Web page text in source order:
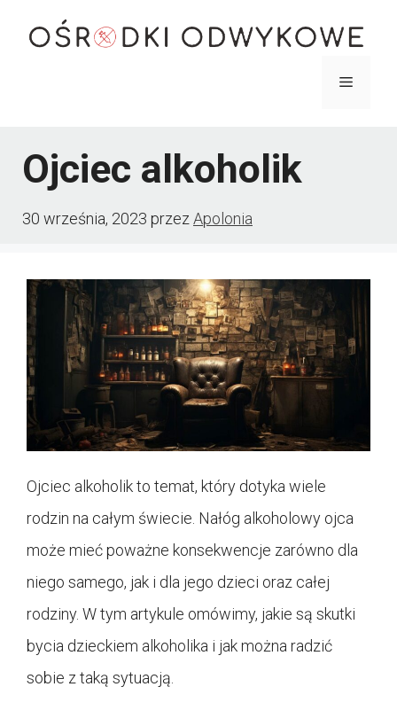
Menu
Ojciec alkoholik
30 września, 2023 przez Apolonia
Ojciec alkoholik to temat, który dotyka wiele
rodzin na całym świecie. Nałóg alkoholowy ojca
może mieć poważne konsekwencje zarówno dla
niego samego, jak i dla jego dzieci oraz całej
rodziny. W tym artykule omówimy, jakie są skutki
bycia dzieckiem alkoholika i jak można radzić
sobie z taką sytuacją.